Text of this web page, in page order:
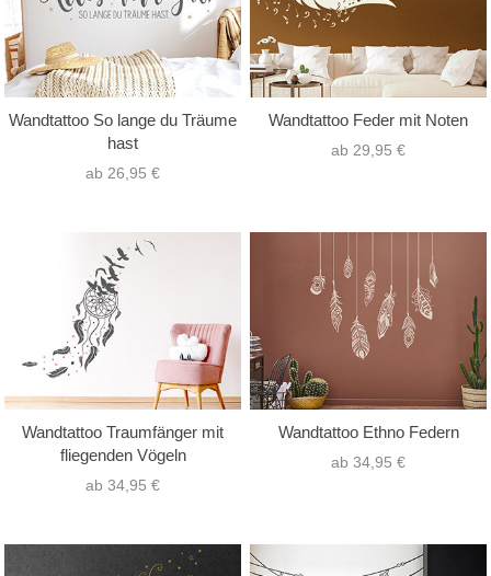
Wandtattoo So lange du Träume
hast
ab 26,95 €
Wandtattoo Feder mit Noten
ab 29,95 €
Wandtattoo Traumfänger mit
fliegenden Vögeln
ab 34,95 €
Wandtattoo Ethno Federn
ab 34,95 €